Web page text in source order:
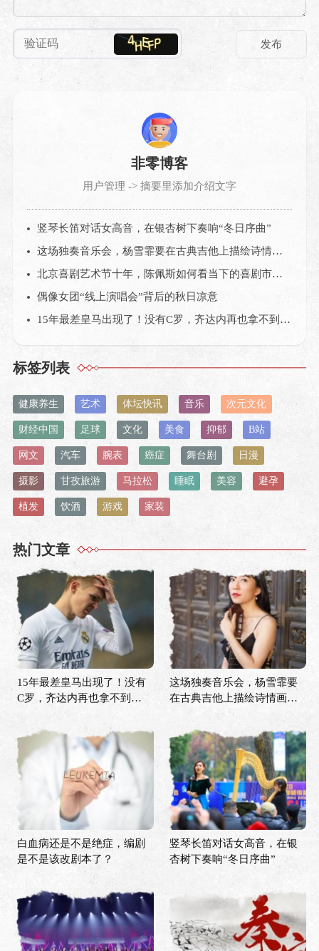
非零博客
用户管理 -> 摘要里添加介绍文字
竖琴长笛对话女高音，在银杏树下奏响“冬日序曲”
这场独奏音乐会，杨雪霏要在古典吉他上描绘诗情画意的中国
北京喜剧艺术节十年，陈佩斯如何看当下的喜剧市场？
偶像女团“线上演唱会”背后的秋日凉意
15年最差皇马出现了！没有C罗，齐达内再也拿不到欧冠？
标签列表
健康养生 艺术 体坛快讯 音乐 次元文化
财经中国 足球 文化 美食 抑郁 B站
网文 汽车 腕表 癌症 舞台剧 日漫
摄影 甘孜旅游 马拉松 睡眠 美容 避孕
植发 饮酒 游戏 家装
热门文章
15年最差皇马出现了！没有
C罗，齐达内再也拿不到欧
这场独奏音乐会，杨雪霏要
在古典吉他上描绘诗情画意
白血病还是不是绝症，编剧
是不是该改剧本了？
竖琴长笛对话女高音，在银
杏树下奏响“冬日序曲”